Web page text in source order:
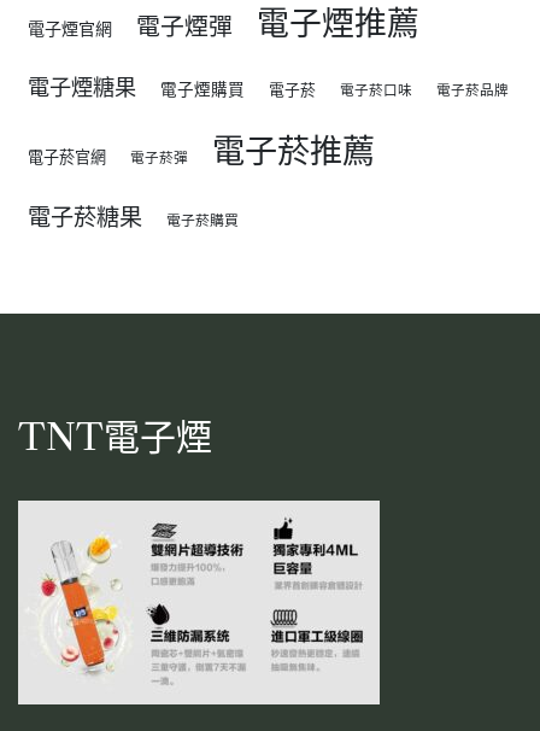
電子煙官網 電子煙彈 電子煙推薦
電子煙糖果 電子煙購買 電子菸 電子菸口味 電子菸品牌
電子菸官網 電子菸彈 電子菸推薦
電子菸糖果 電子菸購買
TNT電子煙